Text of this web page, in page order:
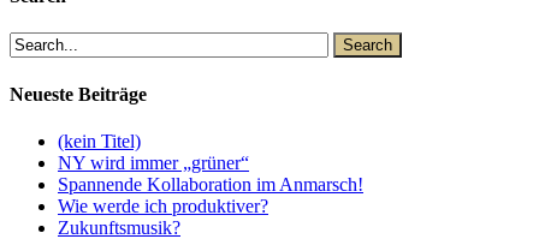
Neueste Beiträge
(kein Titel)
NY wird immer „grüner“
Spannende Kollaboration im Anmarsch!
Wie werde ich produktiver?
Zukunftsmusik?